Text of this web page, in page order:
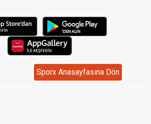
Sporx Anasayfasına Dön